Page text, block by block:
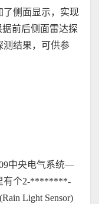
了侧面显示，实现
前后侧面雷达探
测结果，可供参
中央电气系统—
有个2-********-
Light Sensor)